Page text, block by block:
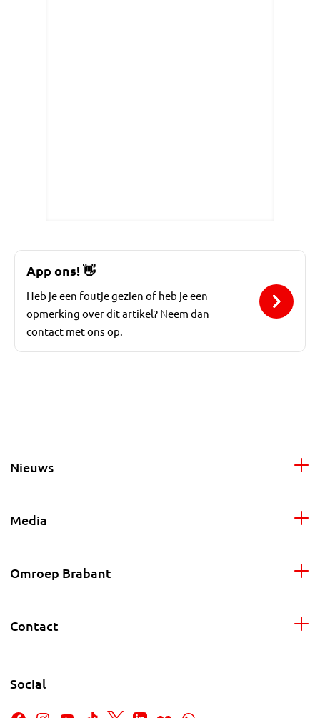
App ons!👋
Heb je een foutje gezien of heb je een
opmerking over dit artikel? Neem dan
contact met ons op.
Nieuws
Media
Omroep Brabant
Contact
Social